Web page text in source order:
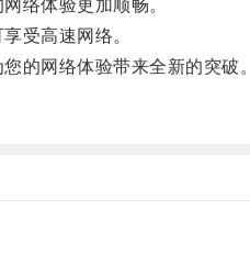
络体验更加顺畅。
受高速网络。
的网络体验带来全新的突破。